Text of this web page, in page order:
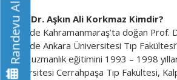
Prof. Dr. Aşkın Ali Korkmaz Kimdir?
1967’de Kahramanmaraş’ta doğan Prof.
1991’de Ankara Üniversitesi Tıp
sonra uzmanlık eğitimini 1993 – 1998
Üniversitesi Cerrahpaşa Tıp Fakültesi,
Randevu Al